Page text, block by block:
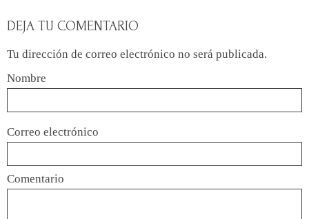
DEJA TU COMENTARIO
Tu dirección de correo electrónico no será publicada.
Nombre
Correo electrónico
Comentario